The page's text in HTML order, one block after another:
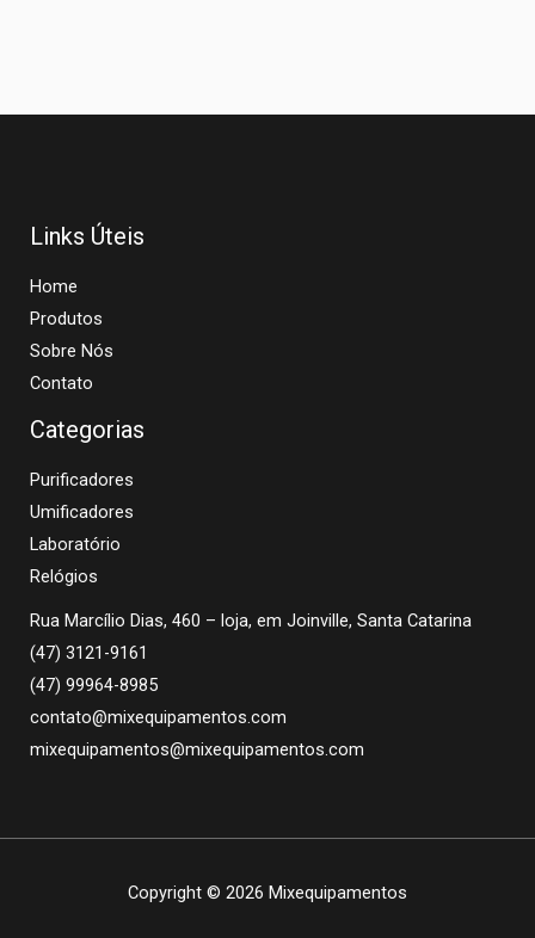
Links Úteis
Home
Produtos
Sobre Nós
Contato
Categorias
Purificadores
Umificadores
Laboratório
Relógios
Rua Marcílio Dias, 460 – loja, em Joinville, Santa Catarina
(47) 3121-9161
(47) 99964-8985
contato@mixequipamentos.com
mixequipamentos@mixequipamentos.com
Copyright © 2026 Mixequipamentos